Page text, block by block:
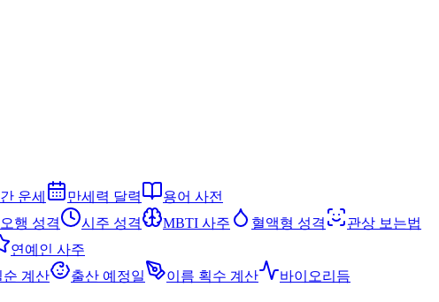
운세 만세력 달력
용어 사전
오행 성격 시주 성격 MBTI 사주 혈액형 성격
관상 보는법
연예인 사주
순 계산 출산 예정일 이름 획수 계산
바이오리듬